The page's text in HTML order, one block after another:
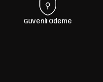
Güvenli Ödeme